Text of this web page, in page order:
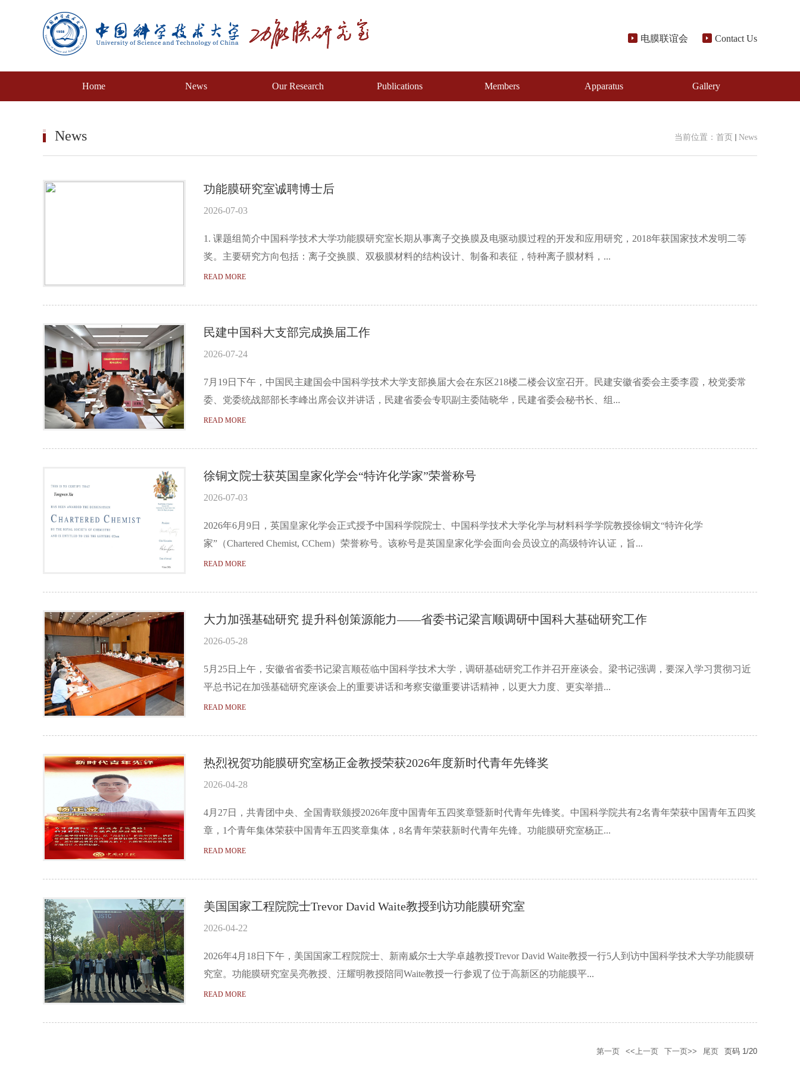
Home News Our Research Publications Members Apparatus Gallery
电膜联谊会 Contact Us
News 当前位置： 首页 News
功能膜研究室诚聘博士后
2026-07-03
1. 课题组简介中国科学技术大学功能膜研究室长期从事离子交换膜及电驱动膜过程的开发和应用研究，2018年获国家技术发明二等
奖。主要研究方向包括：离子交换膜、双极膜材料的结构设计、制备和表征，特种离子膜材料，...
READ MORE
民建中国科大支部完成换届工作
2026-07-24
7月19日下午，中国民主建国会中国科学技术大学支部换届大会在东区218楼二楼会议室召开。民建安徽省委会主委李霞，校党委常
委、党委统战部部长李峰出席会议并讲话，民建省委会专职副主委陆晓华，民建省委会秘书长、组...
READ MORE
徐铜文院士获英国皇家化学会“特许化学家”荣誉称号
2026-07-03
2026年6月9日，英国皇家化学会正式授予中国科学院院士、中国科学技术大学化学与材料科学学院教授徐铜文“特许化学
家”（Chartered Chemist, CChem）荣誉称号。该称号是英国皇家化学会面向会员设立的高级特许认证，旨...
READ MORE
大力加强基础研究 提升科创策源能力——省委书记梁言顺调研中国科大基础研究工作
2026-05-28
5月25日上午，安徽省省委书记梁言顺莅临中国科学技术大学，调研基础研究工作并召开座谈会。梁书记强调，要深入学习贯彻习近
平总书记在加强基础研究座谈会上的重要讲话和考察安徽重要讲话精神，以更大力度、更实举措...
READ MORE
热烈祝贺功能膜研究室杨正金教授荣获2026年度新时代青年先锋奖
2026-04-28
4月27日，共青团中央、全国青联颁授2026年度中国青年五四奖章暨新时代青年先锋奖。中国科学院共有2名青年荣获中国青年五四奖
章，1个青年集体荣获中国青年五四奖章集体，8名青年荣获新时代青年先锋。功能膜研究室杨正...
READ MORE
美国国家工程院院士Trevor David Waite教授到访功能膜研究室
2026-04-22
2026年4月18日下午，美国国家工程院院士、新南威尔士大学卓越教授Trevor David Waite教授一行5人到访中国科学技术大学功能膜研
究室。功能膜研究室吴亮教授、汪耀明教授陪同Waite教授一行参观了位于高新区的功能膜平...
READ MORE
第一页 <<上一页 下一页>> 尾页 页码 1/20